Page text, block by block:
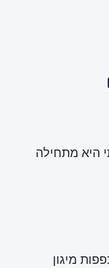
היא מתחילה
מיגון